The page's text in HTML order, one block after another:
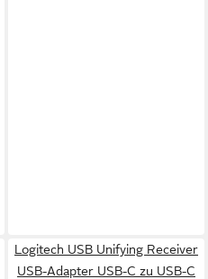
Logitech USB Unifying Receiver
USB-Adapter USB-C zu USB-C